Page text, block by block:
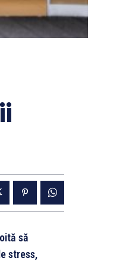
să
stress,